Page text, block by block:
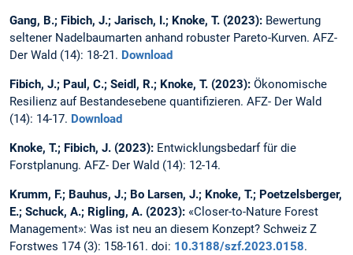
Gang, B.; Fibich, J.; Jarisch, I.; Knoke, T. (2023): Bewertung
seltener Nadelbaumarten anhand robuster Pareto-Kurven. AFZ-
Der Wald (14): 18-21. Download
Fibich, J.; Paul, C.; Seidl, R.; Knoke, T. (2023): Ökonomische
Resilienz auf Bestandesebene quantifizieren. AFZ- Der Wald
(14): 14-17. Download
Knoke, T.; Fibich, J. (2023): Entwicklungsbedarf für die
Forstplanung. AFZ- Der Wald (14): 12-14.
Krumm, F.; Bauhus, J.; Bo Larsen, J.; Knoke, T.; Poetzelsberger,
E.; Schuck, A.; Rigling, A. (2023): «Closer-to-Nature Forest
Management»: Was ist neu an diesem Konzept? Schweiz Z
Forstwes 174 (3): 158-161. doi: 10.3188/szf.2023.0158.